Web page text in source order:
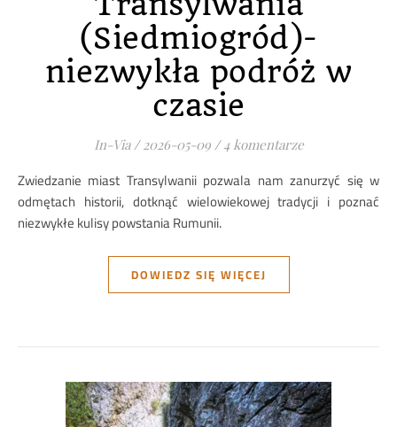
(Siedmiogród)-
niezwykła podróż w
czasie
In-Via / 2026-05-09 / 4 komentarze
Zwiedzanie miast Transylwanii pozwala nam zanurzyć się w
odmętach historii, dotknąć wielowiekowej tradycji i poznać
niezwykłe kulisy powstania Rumunii.
DOWIEDZ SIĘ WIĘCEJ